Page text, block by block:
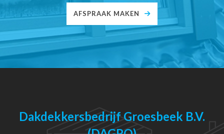
AFSPRAAK MAKEN
Dakdekkersbedrijf Groesbeek B.V.